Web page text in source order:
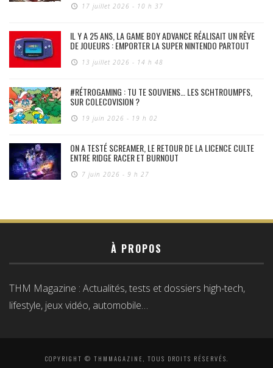
17 juillet 2026 - 10 h 37
IL Y A 25 ANS, LA GAME BOY ADVANCE RÉALISAIT UN RÊVE
DE JOUEURS : EMPORTER LA SUPER NINTENDO PARTOUT
13 juillet 2026 - 14 h 48
#RÉTROGAMING : TU TE SOUVIENS… LES SCHTROUMPFS,
SUR COLECOVISION ?
19 juin 2026 - 19 h 02
ON A TESTÉ SCREAMER, LE RETOUR DE LA LICENCE CULTE
ENTRE RIDGE RACER ET BURNOUT
7 juin 2026 - 9 h 27
À PROPOS
THM Magazine : Actualités, tests et dossiers high-tech,
lifestyle, jeux vidéo, automobile…
COPYRIGHT © THMMAGAZINE, TOUS DROITS RÉSERVÉS.